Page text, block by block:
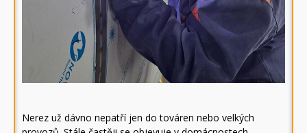
Nerez už dávno nepatří jen do továren nebo velkých